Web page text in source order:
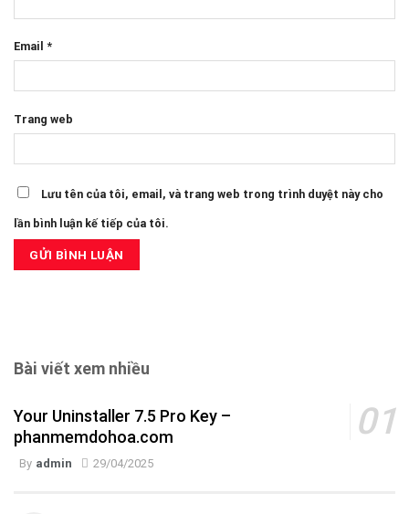
Email *
Trang web
Lưu tên của tôi, email, và trang web trong trình duyệt này cho
lần bình luận kế tiếp của tôi.
Bài viết xem nhiều
Your Uninstaller 7.5 Pro Key –
phanmemdohoa.com
By admin 29/04/2025